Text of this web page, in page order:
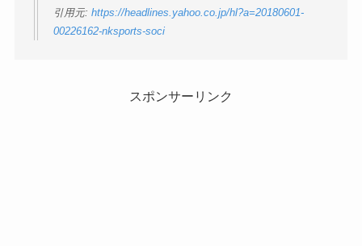
引用元: https://headlines.yahoo.co.jp/hl?a=20180601-
00226162-nksports-soci
スポンサーリンク